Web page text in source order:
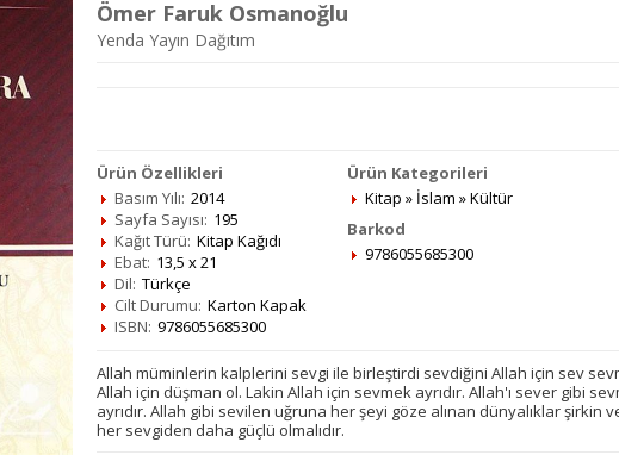
Ömer Faruk Osmanoğlu
Yenda Yayın Dağıtım
Ürün Özellikleri
Basım Yılı: 2014
Sayfa Sayısı: 195
Kağıt Türü: Kitap Kağıdı
Ebat: 13,5 x 21
Dil: Türkçe
Cilt Durumu: Karton Kapak
ISBN: 9786055685300
Ürün Kategorileri
Kitap » İslam »Kültür
Barkod
9786055685300
Allah müminlerin kalplerini sevgi ile birleştirdi sevdiğini Allah için sev
Allah için düşman ol. Lakin Allah için sevmek ayrıdır. Allah'ı sever gibi
ayrıdır. Allah gibi sevilen uğruna her şeyi göze alınan dünyalıklar şirkin
her sevgiden daha güçlü olmalıdır.